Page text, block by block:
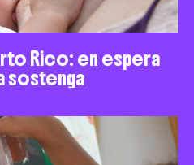
Rico: en espera
sostenga